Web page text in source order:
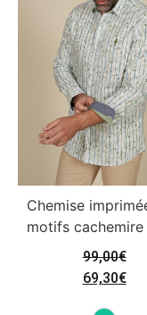
Chemise
motifs cachemire
99,00€
69,30€